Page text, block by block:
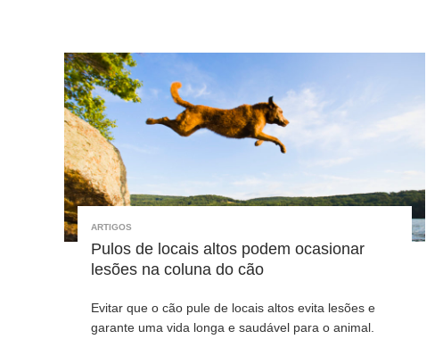
ARTIGOS
Pulos de locais altos podem ocasionar
lesões na coluna do cão
Evitar que o cão pule de locais altos evita lesões e
garante uma vida longa e saudável para o animal.